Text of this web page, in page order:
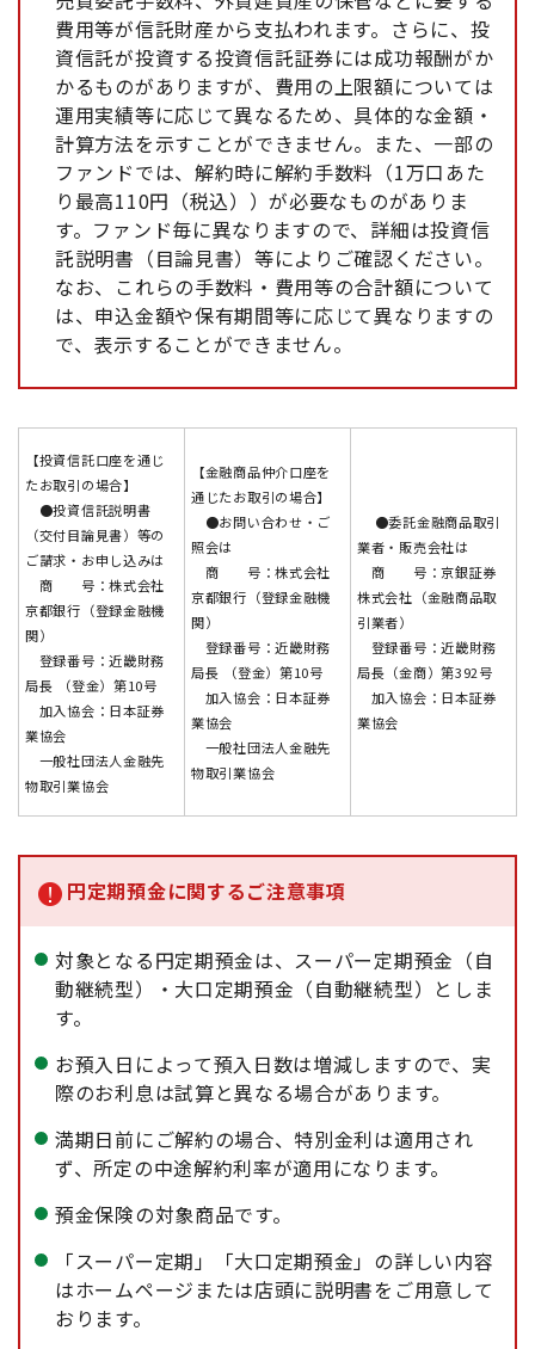
費用等が信託財産から支払われます。さらに、投
資信託が投資する投資信託証券には成功報酬がか
かるものがありますが、費用の上限額については
運用実績等に応じて異なるため、具体的な金額・
計算方法を示すことができません。また、一部の
ファンドでは、解約時に解約手数料（1万口あた
り最高110円（税込））が必要なものがありま
す。ファンド毎に異なりますので、詳細は投資信
託説明書（目論見書）等によりご確認ください。
なお、これらの手数料・費用等の合計額について
は、申込金額や保有期間等に応じて異なりますの
で、表示することができません。
【投資信託口座を通じ
たお取引の場合】
●投資信託説明書
（交付目論見書）等の
ご請求・お申し込みは
商 号：株式会社
京都銀行（登録金融機
関）
登録番号：近畿財務
局長 （登金）第10号
加入協会：日本証券
業協会
一般社団法人金融先
物取引業協会
【金融商品仲介口座を
通じたお取引の場合】
●お問い合わせ・ご
照会は
商 号：株式会社
京都銀行（登録金融機
関）
登録番号：近畿財務
局長 （登金）第10号
加入協会：日本証券
業協会
一般社団法人金融先
物取引業協会
●委託金融商品取引
業者・販売会社は
商 号：京銀証券
株式会社（金融商品取
引業者）
登録番号：近畿財務
局長（金商）第392号
加入協会：日本証券
業協会
円定期預金に関するご注意事項
対象となる円定期預金は、スーパー定期預金（自
動継続型）・大口定期預金（自動継続型）としま
す。
お預入日によって預入日数は増減しますので、実
際のお利息は試算と異なる場合があります。
満期日前にご解約の場合、特別金利は適用され
ず、所定の中途解約利率が適用になります。
預金保険の対象商品です。
「スーパー定期」「大口定期預金」の詳しい内容
はホームページまたは店頭に説明書をご用意して
おります。